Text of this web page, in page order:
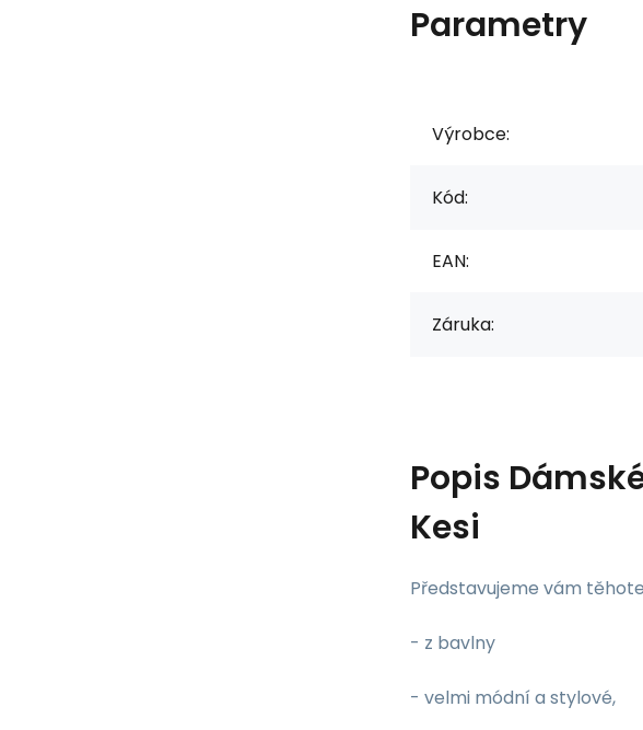
Parametry
Výrobce:
Kód:
EAN:
Záruka:
Popis
Kesi
Představujeme vám
- z bavlny
- velmi módní a stylové,